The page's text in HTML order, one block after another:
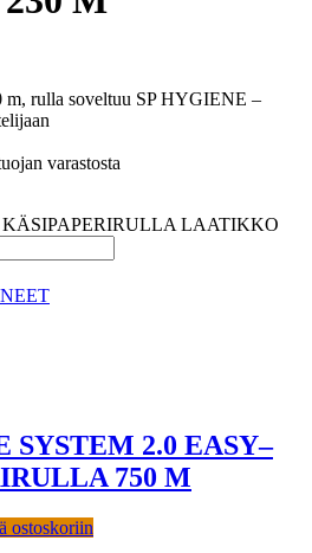
m, rulla soveltuu SP HYGIENE –
varastosta
KÄSIPAPERIRULLA LAATIKKO
SYSTEM 2.0 EASY–
750 M
ostoskoriin